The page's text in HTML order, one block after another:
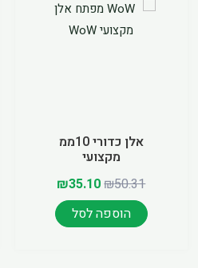
אלן כדורי 10ממ
מקצועי
₪50.31
המקורי
היה:
₪35.10
הנוכחי
הוספה לסל